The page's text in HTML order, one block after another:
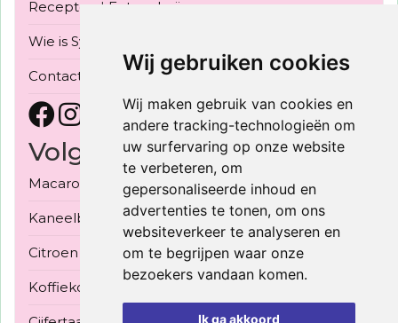
Wij gebruiken cookies
Wij maken gebruik van cookies en
andere tracking-technologieën om
uw surfervaring op onze website
te verbeteren, om
gepersonaliseerde inhoud en
advertenties te tonen, om ons
websiteverkeer te analyseren en
om te begrijpen waar onze
bezoekers vandaan komen.
Ik ga akkoord
Recepten|Fotogalerij
Wie is Sylvia Konior
Contact
Volgende Workshops
Macarons met 3 vullingen - 30/09/2026
Kaneelbroodjes 3 soorten - 03/10/2026
Citroen meringue taart - 08/10/2026
Koffiekoeken, gerezen bladerdeeg - 10/10/2026